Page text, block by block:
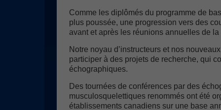
Comme les diplômés du programme de
plus poussée, une progression vers des
avant et après les réunions annuelles de
Notre noyau d’instructeurs et nos
participer à des projets de recherche, qui
échographiques.
Des tournées de conférences par des
musculosquelettiques renommés ont été
établissements canadiens sur une base